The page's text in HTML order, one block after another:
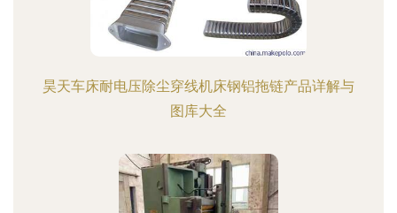
昊天车床耐电压除尘穿线机床钢铝拖链产品详解与
图库大全